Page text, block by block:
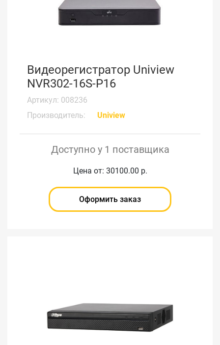
Видеорегистратор Uniview
NVR302-16S-P16
Артикул: 008236
Производитель:
Uniview
Доступно у 1 поставщика
Цена от: 30100.00 р.
Оформить заказ